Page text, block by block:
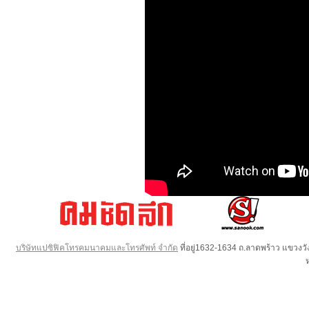
บริษัทแปซิฟิคโทรคมนาคมและโทรศัพท์ จำกัด ที่อยู่1632-1634 ถ.ลาดพร้าว แขวง